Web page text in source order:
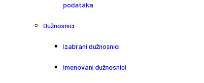
podataka
Dužnosnici
Izabrani dužnosnici
Imenovani dužnosnici